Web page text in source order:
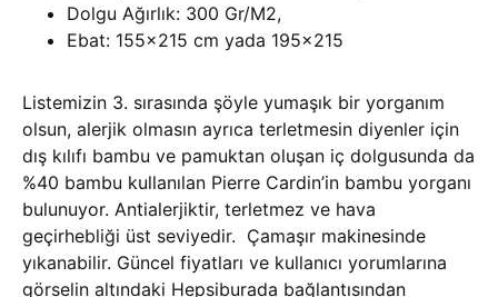
Dolgu Ağırlık: 300 Gr/M2,
Ebat: 155×215 cm yada 195×215
Listemizin 3. sırasında şöyle yumaşık bir yorganım
olsun, alerjik olmasın ayrıca terletmesin diyenler için
dış kılıfı bambu ve pamuktan oluşan iç dolgusunda da
%40 bambu kullanılan Pierre Cardin’in bambu yorganı
bulunuyor. Antialerjiktir, terletmez ve hava
geçirhebliği üst seviyedir. Çamaşır makinesinde
yıkanabilir. Güncel fiyatları ve kullanıcı yorumlarına
görselin altındaki Hepsiburada bağlantısından